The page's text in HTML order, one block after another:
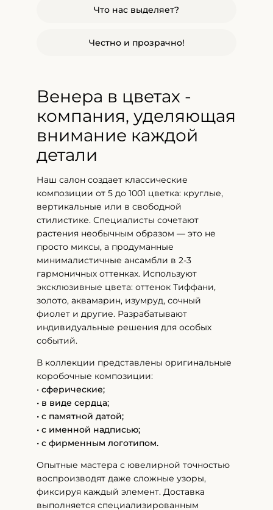
Что нас выделяет?
Честно и прозрачно!
Венера в цветах -
компания, уделяющая
внимание каждой
детали
Наш салон создает классические
композиции от 5 до 1001 цветка: круглые,
вертикальные или в свободной
стилистике. Специалисты сочетают
растения необычным образом — это не
просто миксы, а продуманные
минималистичные ансамбли в 2-3
гармоничных оттенках. Используют
эксклюзивные цвета: оттенок Тиффани,
золото, аквамарин, изумруд, сочный
фиолет и другие. Разрабатывают
индивидуальные решения для особых
событий.
В коллекции представлены оригинальные
коробочные композиции:
• сферические;
• в виде сердца;
• с памятной датой;
• с именной надписью;
• с фирменным логотипом.
Опытные мастера с ювелирной точностью
воспроизводят даже сложные узоры,
фиксируя каждый элемент. Доставка
выполняется специализированным